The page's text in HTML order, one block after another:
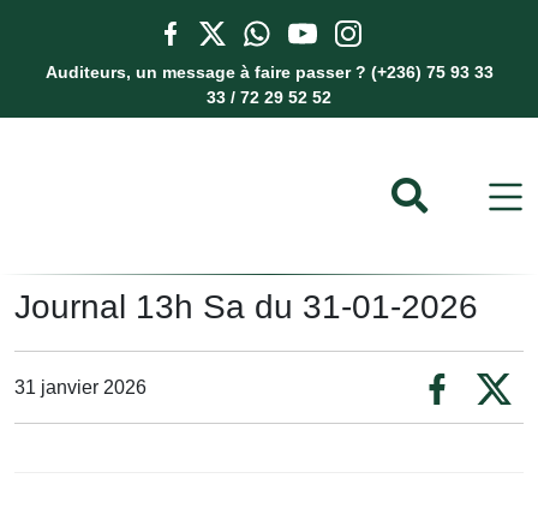
Auditeurs, un message à faire passer ? (+236) 75 93 33
33 / 72 29 52 52
Journal 13h Sa du 31-01-2026
31 janvier 2026